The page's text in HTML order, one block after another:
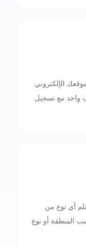
الإلكتروني
واحد مع تسجيل
أي نوع من
المنطقة أو نوع